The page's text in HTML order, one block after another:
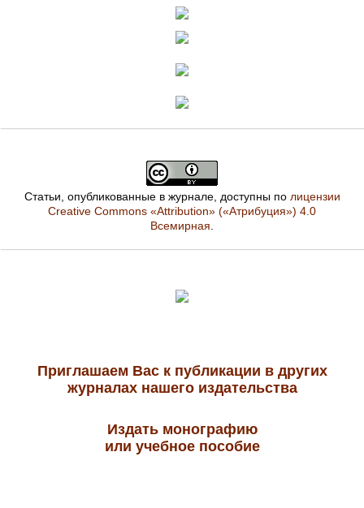
Статьи, опубликованные в журнале, доступны по лицензии
Creative Commons «Attribution» («Атрибуция») 4.0
Всемирная
Приглашаем Вас к публикации в других
журналах нашего издательства
Издать монографию
или учебное пособие